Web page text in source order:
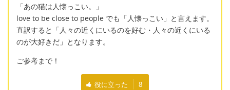
「あの猫は人懐っこい。」
love to be close to people でも「人懐っこい」と言えます。
直訳すると「人々の近くにいるのを好む・人々の近くにいる
のが大好きだ」となります。
ご参考まで！
役に立った 8